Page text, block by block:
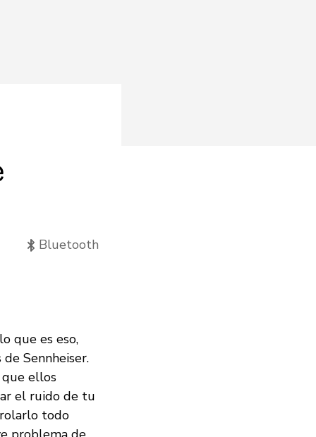
Bluetooth
que es eso,
Sennheiser.
que ellos
el ruido de tu
todo